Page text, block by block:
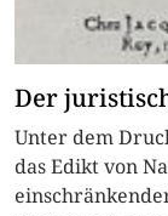
Der
Unter dem
das Edikt von